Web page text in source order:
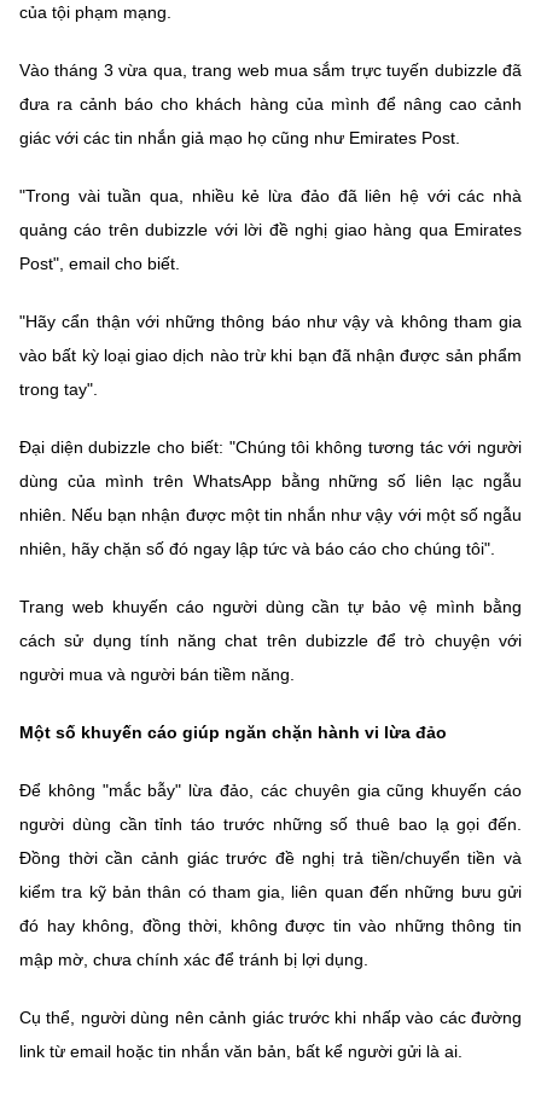
của tội phạm mạng.
Vào tháng 3 vừa qua, trang web mua sắm trực tuyến dubizzle đã
đưa ra cảnh báo cho khách hàng của mình để nâng cao cảnh
giác với các tin nhắn giả mạo họ cũng như Emirates Post.
"Trong vài tuần qua, nhiều kẻ lừa đảo đã liên hệ với các nhà
quảng cáo trên dubizzle với lời đề nghị giao hàng qua Emirates
Post", email cho biết.
"Hãy cẩn thận với những thông báo như vậy và không tham gia
vào bất kỳ loại giao dịch nào trừ khi bạn đã nhận được sản phẩm
trong tay".
Đại diện dubizzle cho biết: "Chúng tôi không tương tác với người
dùng của mình trên WhatsApp bằng những số liên lạc ngẫu
nhiên. Nếu bạn nhận được một tin nhắn như vậy với một số ngẫu
nhiên, hãy chặn số đó ngay lập tức và báo cáo cho chúng tôi".
Trang web khuyến cáo người dùng cần tự bảo vệ mình bằng
cách sử dụng tính năng chat trên dubizzle để trò chuyện với
người mua và người bán tiềm năng.
Một số khuyến cáo giúp ngăn chặn hành vi lừa đảo
Để không "mắc bẫy" lừa đảo, các chuyên gia cũng khuyến cáo
người dùng cần tỉnh táo trước những số thuê bao lạ gọi đến.
Đồng thời cần cảnh giác trước đề nghị trả tiền/chuyển tiền và
kiểm tra kỹ bản thân có tham gia, liên quan đến những bưu gửi
đó hay không, đồng thời, không được tin vào những thông tin
mập mờ, chưa chính xác để tránh bị lợi dụng.
Cụ thể, người dùng nên cảnh giác trước khi nhấp vào các đường
link từ email hoặc tin nhắn văn bản, bất kể người gửi là ai.